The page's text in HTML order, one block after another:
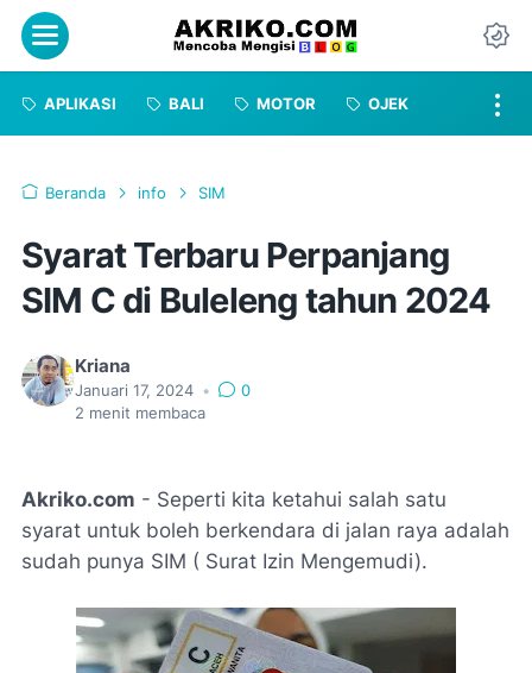
Menu
APLIKASI BALI MOTOR OJEK
Beranda info SIM
Syarat Terbaru Perpanjang
SIM C di Buleleng tahun 2024
Kriana
Januari 17, 2024 •
0
2 menit membaca
Akriko.com - Seperti kita ketahui salah satu
syarat untuk boleh berkendara di jalan raya adalah
sudah punya SIM ( Surat Izin Mengemudi).